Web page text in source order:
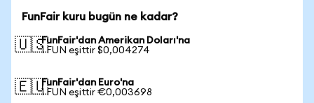
FunFair kuru bugün ne kadar?
🇺🇸FunFair'dan Amerikan Doları'na
1 FUN eşittir $0,004274
🇪🇺FunFair'dan Euro'na
1 FUN eşittir €0,003698